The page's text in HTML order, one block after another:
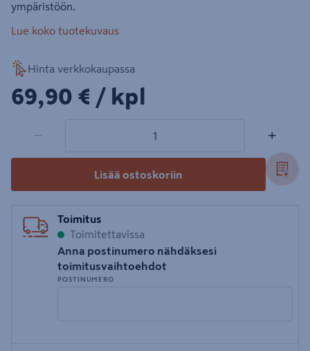
ympäristöön.
Lue koko tuotekuvaus
Hinta verkkokaupassa
69,90€/kpl
69,90 € / kpl
− +
Lisää ostoskoriin
Toimitus
Toimitettavissa
Anna postinumero nähdäksesi
toimitusvaihtoehdot
POSTINUMERO